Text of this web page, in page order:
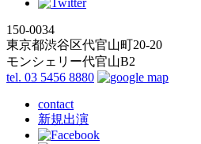
150-0034
東京都渋谷区代官山町20-20
モンシェリー代官山B2
tel. 03 5456 8880
contact
新規出演